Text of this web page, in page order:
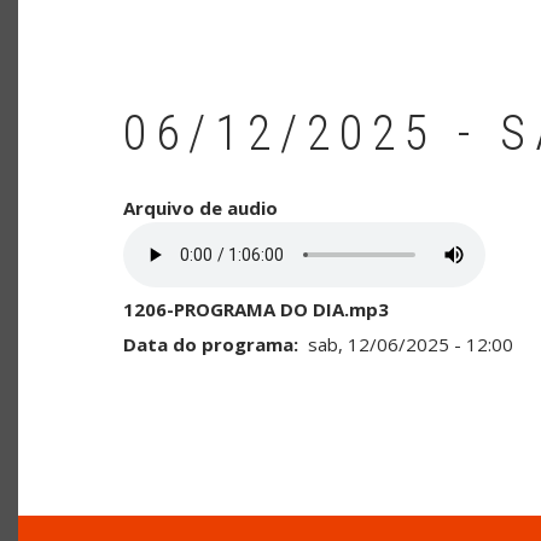
06/12/2025 -
Arquivo de audio
1206-PROGRAMA DO DIA.mp3
Data do programa sab, 12/06/2025 - 12:00